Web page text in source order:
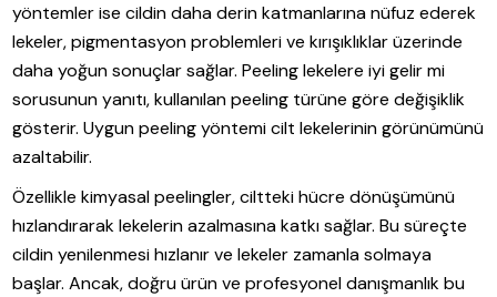
yöntemler ise cildin daha derin katmanlarına nüfuz ederek
lekeler, pigmentasyon problemleri ve kırışıklıklar üzerinde
daha yoğun sonuçlar sağlar. Peeling lekelere iyi gelir mi
sorusunun yanıtı, kullanılan peeling türüne göre değişiklik
gösterir. Uygun peeling yöntemi cilt lekelerinin görünümünü
azaltabilir.
Özellikle kimyasal peelingler, ciltteki hücre dönüşümünü
hızlandırarak lekelerin azalmasına katkı sağlar. Bu süreçte
cildin yenilenmesi hızlanır ve lekeler zamanla solmaya
başlar. Ancak, doğru ürün ve profesyonel danışmanlık bu